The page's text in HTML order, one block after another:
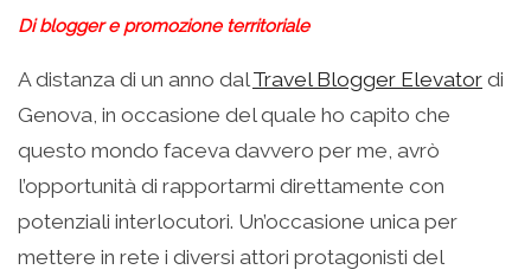
Di blogger e promozione territoriale
A distanza di un anno dal Travel Blogger Elevator di
Genova, in occasione del quale ho capito che
questo mondo faceva davvero per me, avrò
l’opportunità di rapportarmi direttamente con
potenziali interlocutori. Un’occasione unica per
mettere in rete i diversi attori protagonisti del